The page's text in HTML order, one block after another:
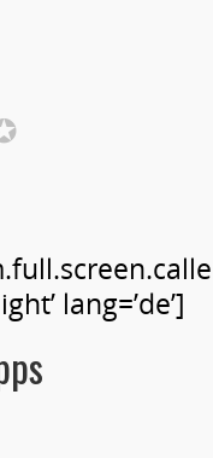
lang=’de’]